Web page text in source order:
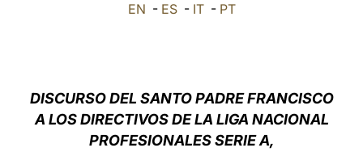
EN - ES- IT- PT
DISCURSO DEL SANTO PADRE FRANCISCO
A LOS DIRECTIVOS DE LA LIGA NACIONAL
PROFESIONALES SERIE A,